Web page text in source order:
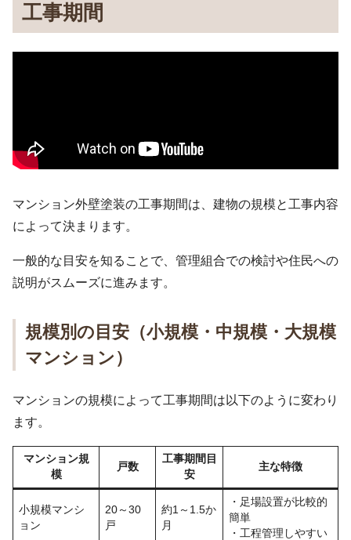
工事期間
マンション外壁塗装の工事期間は、建物の規模と工事内容
によって決まります。
一般的な目安を知ることで、管理組合での検討や住民への
説明がスムーズに進みます。
規模別の目安（小規模・中規模・大規模
マンション）
マンションの規模によって工事期間は以下のように変わり
ます。
マンション規
模
戸数
工事期間目
安
主な特徴
小規模マンシ
ョン
20～30
戸
約1～1.5か
月
・足場設置が比較的
簡単
・工程管理しやすい